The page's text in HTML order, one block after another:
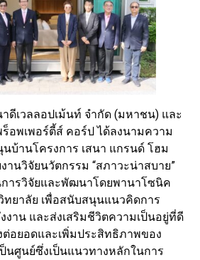
าดีเวลลอปเม้นท์ จำกัด (มหาชน) และ
อพเพอร์ตี้ส์ คอร์ป ได้ลงนามความ
บ้านโครงการ เสนา แกรนด์ โฮม
านวิจัยนวัตกรรม “สภาวะน่าสบาย”
ารวิจัยและพัฒนาโดยพานาโซนิค
ยาลัย เพื่อสนับสนุนแนวคิดการ
งาน และส่งเสริมชีวิตความเป็นอยู่ที่ดี
อยอดและเพิ่มประสิทธิภาพของ
นศูนย์ซึ่งเป็นแนวทางหลักในการ